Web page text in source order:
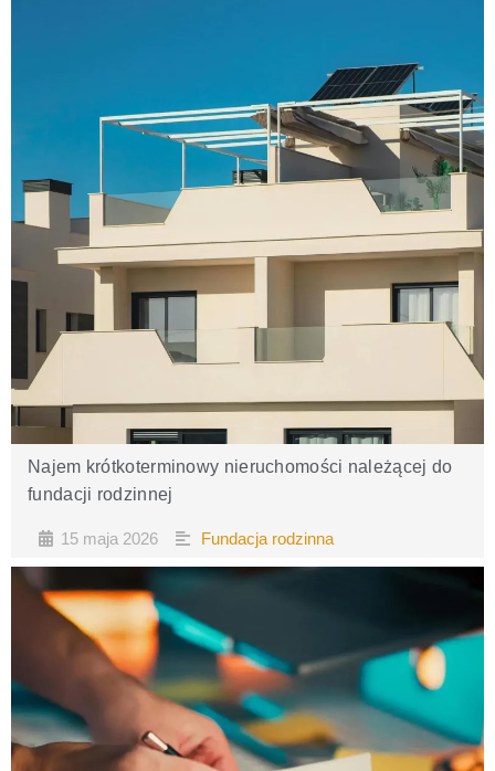
Najem krótkoterminowy nieruchomości należącej do
fundacji rodzinnej
15 maja 2026 Fundacja rodzinna